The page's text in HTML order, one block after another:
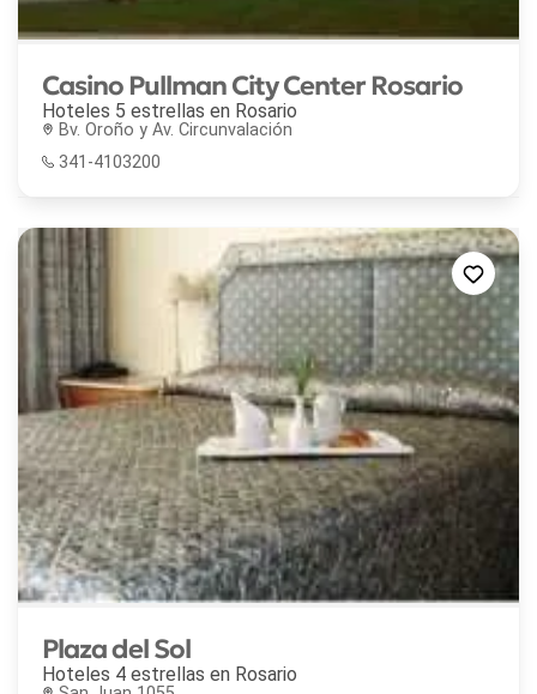
Casino Pullman City Center Rosario
Hoteles 5 estrellas en Rosario
Bv. Oroño y Av. Circunvalación
341-4103200
Plaza del Sol
Hoteles 4 estrellas en Rosario